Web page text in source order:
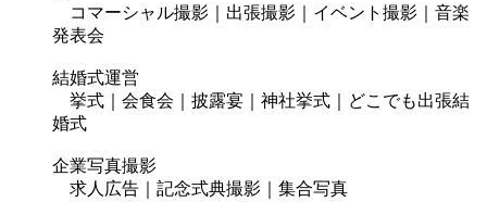
コマーシャル撮影｜出張撮影｜イベント撮影｜音楽
発表会
結婚式運営
挙式｜会食会｜披露宴｜神社挙式｜どこでも出張結
婚式
企業写真撮影
求人広告｜記念式典撮影｜集合写真